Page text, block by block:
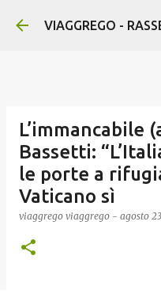
Passa ai
VIAGGREGO -
L’immancabile
Bassetti:
le porte a
Vaticano sì
viaggrego viaggrego - agosto